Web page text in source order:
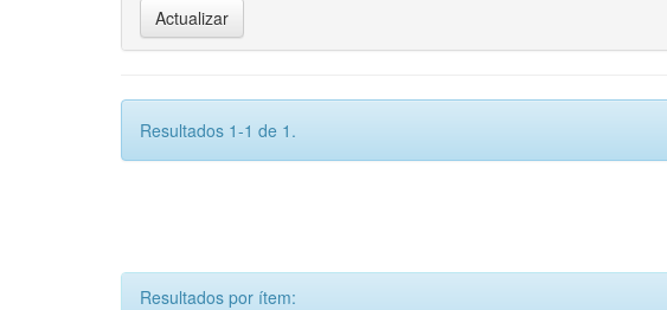
Resultados 1-1 de 1.
Resultados por ítem: